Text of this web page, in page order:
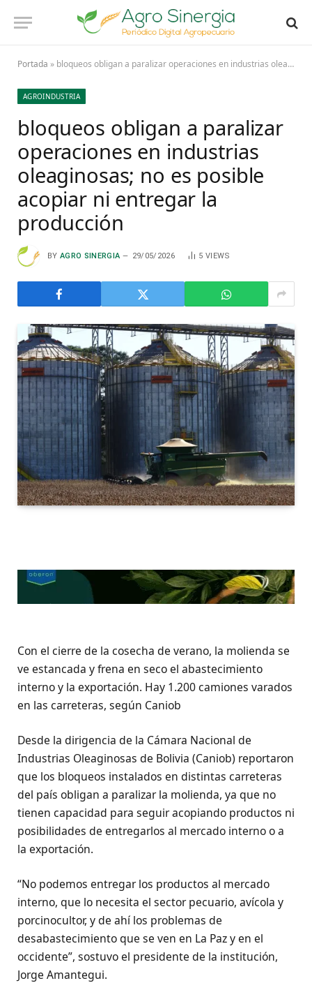
Portada » bloqueos obligan a paralizar operaciones en industrias oleaginosas; no es posible acopiar ni entregar la producción
AGROINDUSTRIA
bloqueos obligan a paralizar
operaciones en industrias
oleaginosas; no es posible
acopiar ni entregar la
producción
BY AGRO SINERGIA 29/05/2026 5 VIEWS
Con el cierre de la cosecha de verano, la molienda se
ve estancada y frena en seco el abastecimiento
interno y la exportación. Hay 1.200 camiones varados
en las carreteras, según Caniob
Desde la dirigencia de la Cámara Nacional de
Industrias Oleaginosas de Bolivia (Caniob) reportaron
que los bloqueos instalados en distintas carreteras
del país obligan a paralizar la molienda, ya que no
tienen capacidad para seguir acopiando productos ni
posibilidades de entregarlos al mercado interno o a
la exportación.
“No podemos entregar los productos al mercado
interno, que lo necesita el sector pecuario, avícola y
porcinocultor, y de ahí los problemas de
desabastecimiento que se ven en La Paz y en el
occidente”, sostuvo el presidente de la institución,
Jorge Amantegui.